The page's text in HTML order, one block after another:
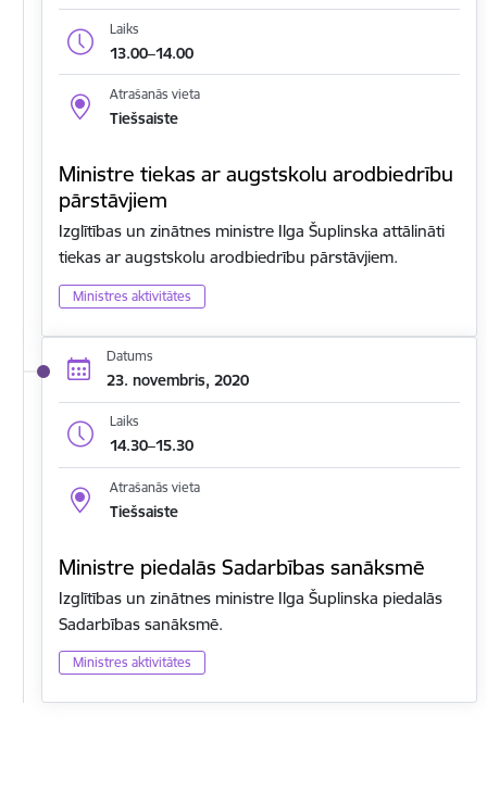
Laiks
13.00–14.00
Atrašanās vieta
Tiešsaiste
Ministre tiekas ar augstskolu arodbiedrību
pārstāvjiem
Izglītības un zinātnes ministre Ilga Šuplinska attālināti
tiekas ar augstskolu arodbiedrību pārstāvjiem.
Ministres aktivitātes
Datums
23. novembris, 2020
Laiks
14.30–15.30
Atrašanās vieta
Tiešsaiste
Ministre piedalās Sadarbības sanāksmē
Izglītības un zinātnes ministre Ilga Šuplinska piedalās
Sadarbības sanāksmē.
Ministres aktivitātes